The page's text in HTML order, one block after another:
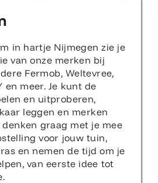
in hartje Nijmegen zie je
van onze merken bij
Fermob, Weltevree,
en meer. Je kunt de
en uitproberen,
leggen en merken
graag met je mee
voor jouw tuin,
en nemen de tijd om je
van eerste idee tot